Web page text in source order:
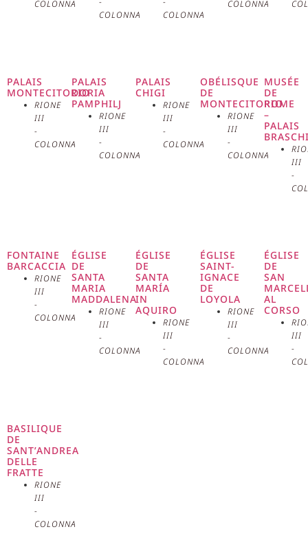
été nommée Galerie Colonna, en
l’honneur de la place Colonna
voisine. Cette structure
représente un point de rencontre
avec les besoins commerciaux et
culturels modernes. La galerie a
été conçue dans le cadre d’un
projet plus vaste de
1870. Le projet de Carbone a été
choisi pour sa capacité à
fusionner des éléments classiques
et modernes, créant un espace
COLONNA
COLONNA
COLONNA
COLONNA
PALAIS
MONTECITORIO
RIONE
III
-
COLONNA
PALAIS
DORIA
PAMPHILJ
RIONE
III
-
COLONNA
PALAIS
CHIGI
RIONE
III
-
COLONNA
OBÉLISQUE
DE
MONTECITORIO
RIONE
III
-
COLONNA
MUSÉE
DE
ROME
–
PALAIS
III
-
FONTAINE
BARCACCIA
RIONE
III
-
COLONNA
ÉGLISE
DE
SANTA
MARIA
MADDALENA
RIONE
III
-
COLONNA
ÉGLISE
DE
SANTA
MARÍA
IN
AQUIRO
RIONE
III
-
COLONNA
ÉGLISE
SAINT-
IGNACE
DE
LOYOLA
RIONE
III
-
COLONNA
ÉGLISE
DE
SAN
AL
CORSO
III
-
BASILIQUE
DE
SANT’ANDREA
DELLE
FRATTE
RIONE
III
-
COLONNA